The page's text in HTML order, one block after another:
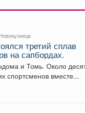
третий сплав
на сапбордах.
Около десяти
спортсменов вместе...